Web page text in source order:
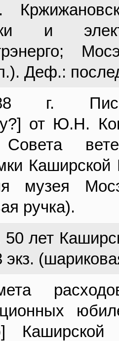
и
Деф.:
г.
от Ю.Н.
музея
ручка).
50 лет
экз.